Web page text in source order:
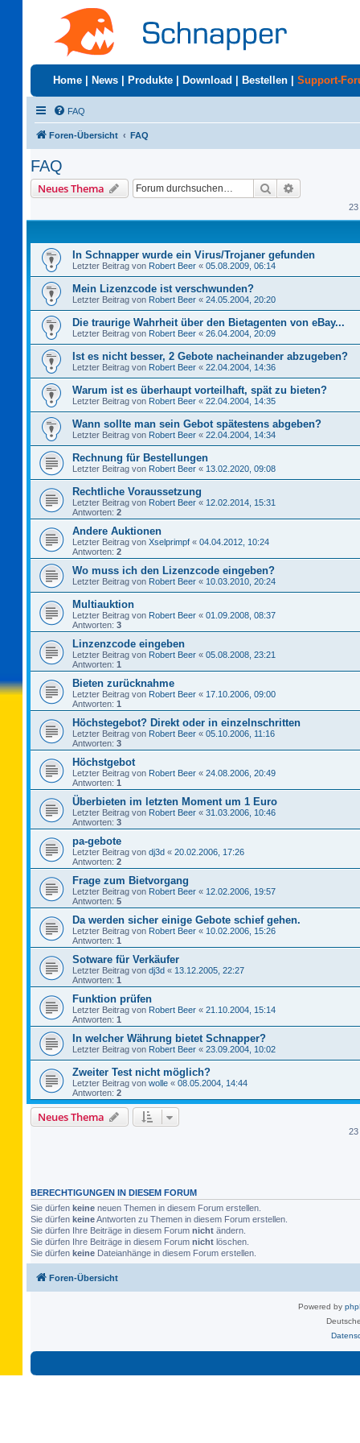
Home News Produkte Download Bestellen Support-
FAQ
Foren-Übersicht FAQ
FAQ
Neues Thema Suche
23
In Schnapper wurde ein Virus/Trojaner gefunden
Letzter Beitrag von Robert Beer « 05.08.2009, 06:14
Mein Lizenzcode ist verschwunden?
Letzter Beitrag von Robert Beer « 24.05.2004, 20:20
Die traurige Wahrheit über den Bietagenten von eBay...
Letzter Beitrag von Robert Beer « 26.04.2004, 20:09
Ist es nicht besser, 2 Gebote nacheinander abzugeben?
Letzter Beitrag von Robert Beer « 22.04.2004, 14:36
Warum ist es überhaupt vorteilhaft, spät zu bieten?
Letzter Beitrag von Robert Beer « 22.04.2004, 14:35
Wann sollte man sein Gebot spätestens abgeben?
Letzter Beitrag von Robert Beer « 22.04.2004, 14:34
Rechnung für Bestellungen
Letzter Beitrag von Robert Beer « 13.02.2020, 09:08
Rechtliche Voraussetzung
Letzter Beitrag von Robert Beer « 12.02.2014, 15:31
Antworten: 2
Andere Auktionen
Letzter Beitrag von Xselprimpf « 04.04.2012, 10:24
Antworten: 2
Wo muss ich den Lizenzcode eingeben?
Letzter Beitrag von Robert Beer « 10.03.2010, 20:24
Multiauktion
Letzter Beitrag von Robert Beer « 01.09.2008, 08:37
Antworten: 3
Linzenzcode eingeben
Letzter Beitrag von Robert Beer « 05.08.2008, 23:21
Antworten: 1
Bieten zurücknahme
Letzter Beitrag von Robert Beer « 17.10.2006, 09:00
Antworten: 1
Höchstegebot? Direkt oder in einzelnschritten
Letzter Beitrag von Robert Beer « 05.10.2006, 11:16
Antworten: 3
Höchstgebot
Letzter Beitrag von Robert Beer « 24.08.2006, 20:49
Antworten: 1
Überbieten im letzten Moment um 1 Euro
Letzter Beitrag von Robert Beer « 31.03.2006, 10:46
Antworten: 3
pa-gebote
Letzter Beitrag von dj3d « 20.02.2006, 17:26
Antworten: 2
Frage zum Bietvorgang
Letzter Beitrag von Robert Beer « 12.02.2006, 19:57
Antworten: 5
Da werden sicher einige Gebote schief gehen.
Letzter Beitrag von Robert Beer « 10.02.2006, 15:26
Antworten: 1
Sotware für Verkäufer
Letzter Beitrag von dj3d « 13.12.2005, 22:27
Antworten: 1
Funktion prüfen
Letzter Beitrag von Robert Beer « 21.10.2004, 15:14
Antworten: 1
In welcher Währung bietet Schnapper?
Letzter Beitrag von Robert Beer « 23.09.2004, 10:02
Zweiter Test nicht möglich?
Letzter Beitrag von wolle « 08.05.2004, 14:44
Antworten: 2
Neues Thema
23
BERECHTIGUNGEN IN DIESEM FORUM
Sie dürfen keine neuen Themen in diesem Forum erstellen.
Sie dürfen keineAntworten zu Themen in diesem Forum erstellen.
Sie dürfen Ihre Beiträge in diesem Forum nicht ändern.
Sie dürfen Ihre Beiträge in diesem Forum nicht löschen.
Sie dürfen keine Dateianhänge in diesem Forum erstellen.
Foren-Übersicht
Powered by